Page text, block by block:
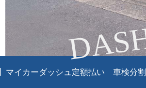
マイカーダッシュ定額払い 車検分割